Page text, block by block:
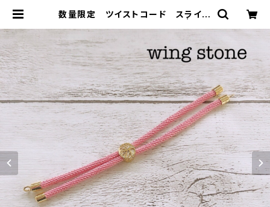
数量限定 ツイストコード スライダ
g stone ウィングストーン